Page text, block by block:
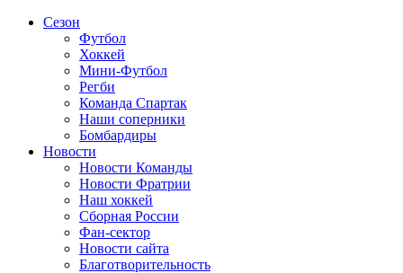
Сезон
Футбол
Хоккей
Мини-Футбол
Регби
Команда Спартак
Наши соперники
Бомбардиры
Новости
Новости Команды
Новости Фратрии
Наш хоккей
Сборная России
Фан-cектор
Новости сайта
Благотворительность